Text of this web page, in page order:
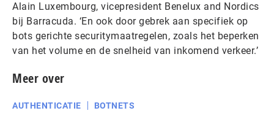
Alain Luxembourg, vicepresident Benelux and Nordics
bij Barracuda. ‘En ook door gebrek aan specifiek op
bots gerichte securitymaatregelen, zoals het beperken
van het volume en de snelheid van inkomend verkeer.’
Meer over
AUTHENTICATIE BOTNETS